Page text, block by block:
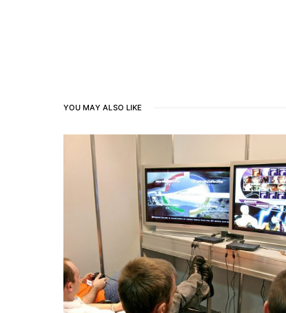
YOU MAY ALSO LIKE